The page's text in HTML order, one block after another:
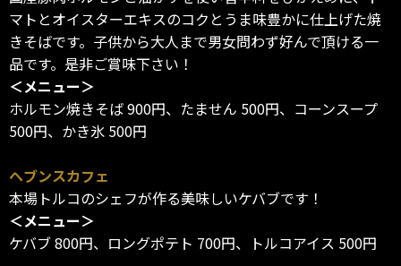
マトとオイスターエキスのコクとうま味豊かに仕上げた焼
きそばです。子供から大人まで男女問わず好んで頂ける一
品です。是非ご賞味下さい！
＜メニュー＞
ホルモン焼きそば 900円、たません 500円、コーンスープ
500円、かき氷 500円
ヘブンスカフェ
本場トルコのシェフが作る美味しいケバブです！
＜メニュー＞
ケバブ 800円、ロングポテト 700円、トルコアイス 500円